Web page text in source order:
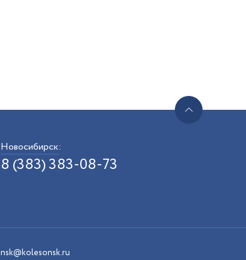
Новосибирск:
8 (383) 383-08-73
nsk@kolesonsk.ru